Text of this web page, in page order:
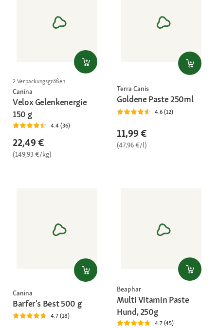
2 Verpackungsgrößen
Canina
Velox Gelenkenergie
150 g
4.4 (36)
22,49 €
(149,93 €/kg)
Terra Canis
Goldene Paste 250ml
4.6 (12)
11,99 €
(47,96 €/l)
Canina
Barfer's Best 500 g
4.7 (18)
Beaphar
Multi Vitamin Paste
Hund, 250g
4.7 (45)